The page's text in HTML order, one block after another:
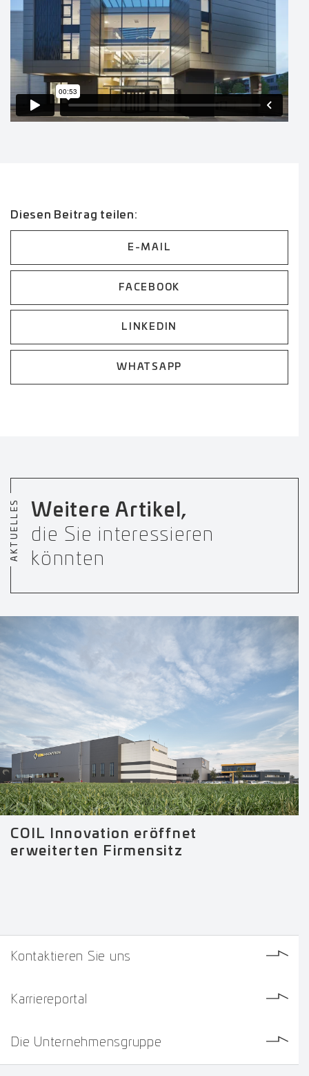
Diesen Beitrag teilen:
E-MAIL
FACEBOOK
LINKEDIN
WHATSAPP
AKTUELLES
Weitere Artikel,
die Sie interessieren
könnten
COIL Innovation eröffnet
erweiterten Firmensitz
Kontaktieren Sie uns
Karriereportal
Die Unternehmensgruppe